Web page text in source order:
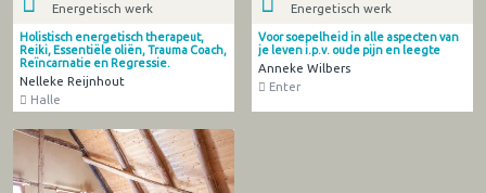
Energetisch werk
Holistisch energetisch therapeut,
Reiki, Essentiële oliën, Trauma Coach,
Reïncarnatie en Regressie.
Nelleke Reijnhout
Halle
Energetisch werk
Voor soepelheid in alle aspecten van
je leven i.p.v. oude pijn en leegte
Anneke Wilbers
Enter